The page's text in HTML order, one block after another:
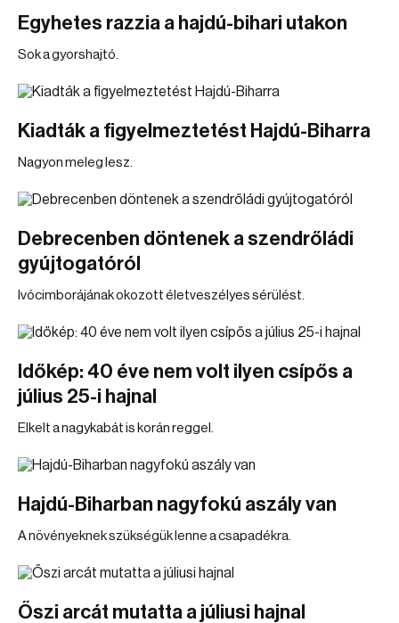
Egyhetes razzia a hajdú-bihari utakon
Sok a gyorshajtó.
Kiadták a figyelmeztetést Hajdú-Biharra
Nagyon meleg lesz.
Debrecenben döntenek a szendrőládi
gyújtogatóról
Ivócimborájának okozott életveszélyes sérülést.
Időkép: 40 éve nem volt ilyen csípős a
július 25-i hajnal
Elkelt a nagykabát is korán reggel.
Hajdú-Biharban nagyfokú aszály van
A növényeknek szükségük lenne a csapadékra.
Őszi arcát mutatta a júliusi hajnal